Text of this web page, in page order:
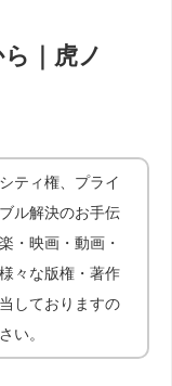
｜虎ノ
ティ権、プライ
ル解決のお手伝
・映画・動画・
々な版権・著作
しておりますの
い。